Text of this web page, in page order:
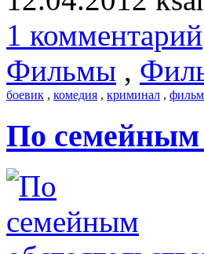
1 комментарий
Фильмы ,
боевик , комедия , криминал ,
По семейным